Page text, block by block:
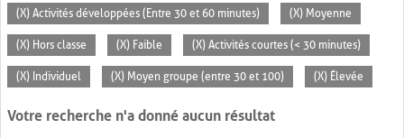
(X) Activités développées (Entre 30 et 60 minutes) (X) Moyenne
(X) Hors classe (X) Faible (X) Activités courtes (< 30 minutes)
(X) Individuel (X) Moyen groupe (entre 30 et 100) (X) Élevée
Votre recherche n'a donné aucun résultat